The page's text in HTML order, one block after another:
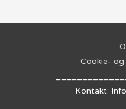
Cookie-
Kontakt: